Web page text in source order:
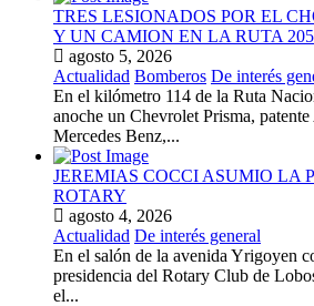
TRES LESIONADOS POR EL
Y UN CAMION EN LA RUTA 205
agosto 5, 2026
Actualidad Bomberos De interés
En el kilómetro 114 de la Ruta
anoche un Chevrolet Prisma,
Mercedes Benz,...
JEREMIAS COCCI ASUMIO LA
ROTARY
agosto 4, 2026
Actualidad De interés general
En el salón de la avenida Yrigoyen
presidencia del Rotary Club de
el...